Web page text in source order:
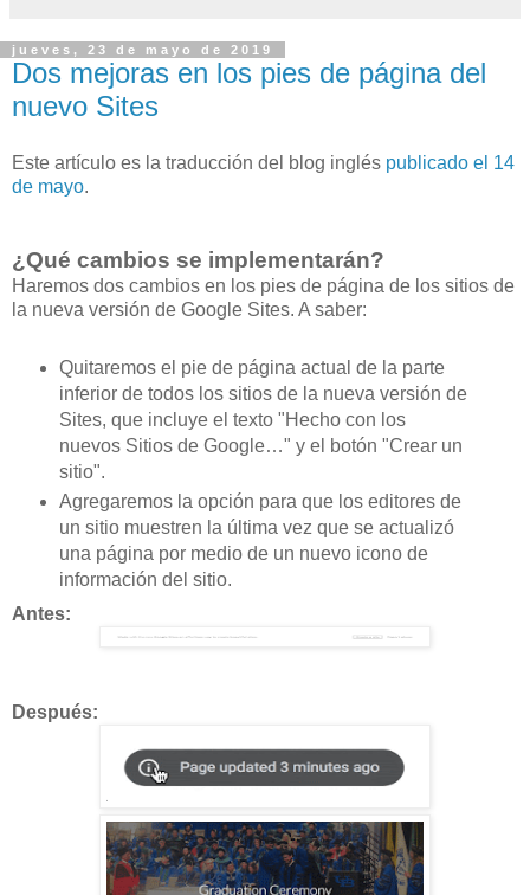
jueves, 23 de mayo de 2019
Dos mejoras en los pies de página del
nuevo Sites
Este artículo es la traducción del blog inglés publicado el 14
de mayo.
¿Qué cambios se implementarán?
Haremos dos cambios en los pies de página de los sitios de
la nueva versión de Google Sites. A saber:
Quitaremos el pie de página actual de la parte
inferior de todos los sitios de la nueva versión de
Sites, que incluye el texto "Hecho con los
nuevos Sitios de Google…" y el botón "Crear un
sitio".
Agregaremos la opción para que los editores de
un sitio muestren la última vez que se actualizó
una página por medio de un nuevo icono de
información del sitio.
Antes:
Después: